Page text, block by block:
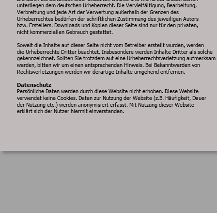
unterliegen dem deutschen Urheberrecht. Die Vervielfältigung, Bearbeitung,
Verbreitung und jede Art der Verwertung außerhalb der Grenzen des
Urheberrechtes bedürfen der schriftlichen Zustimmung des jeweiligen Autors
bzw. Erstellers. Downloads und Kopien dieser Seite sind nur für den privaten,
nicht kommerziellen Gebrauch gestattet.
Soweit die Inhalte auf dieser Seite nicht vom Betreiber erstellt wurden, werden
die Urheberrechte Dritter beachtet. Insbesondere werden Inhalte Dritter als solche
gekennzeichnet. Sollten Sie trotzdem auf eine Urheberrechtsverletzung aufmerksam
werden, bitten wir um einen entsprechenden Hinweis. Bei Bekanntwerden von
Rechtsverletzungen werden wir derartige Inhalte umgehend entfernen.
Datenschutz
Persönliche Daten werden durch diese Website nicht erhoben. Diese Website
verwendet keine Cookies. Daten zur Nutzung der Website (z.B. Häufigkeit, Dauer
der Nutzung etc.) werden anonymisiert erfasst. Mit Nutzung dieser Website
erklärt sich der Nutzer hiermit einverstanden.